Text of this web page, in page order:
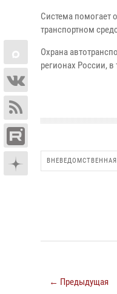
Система помогает
транспортном
Охрана
регионах России,
← Предыдущая